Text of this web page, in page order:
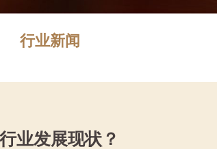
行业新闻
业发展现状？